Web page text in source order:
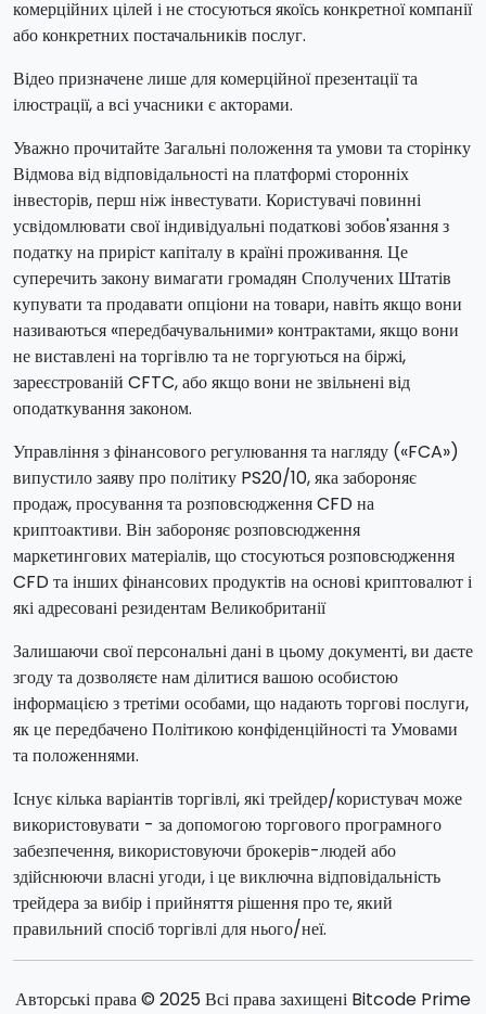
комерційних цілей і не стосуються якоїсь конкретної компанії
або конкретних постачальників послуг.
Відео призначене лише для комерційної презентації та
ілюстрації, а всі учасники є акторами.
Уважно прочитайте Загальні положення та умови та сторінку
Відмова від відповідальності на платформі сторонніх
інвесторів, перш ніж інвестувати. Користувачі повинні
усвідомлювати свої індивідуальні податкові зобов'язання з
податку на приріст капіталу в країні проживання. Це
суперечить закону вимагати громадян Сполучених Штатів
купувати та продавати опціони на товари, навіть якщо вони
називаються «передбачувальними» контрактами, якщо вони
не виставлені на торгівлю та не торгуються на біржі,
зареєстрованій CFTC, або якщо вони не звільнені від
оподаткування законом.
Управління з фінансового регулювання та нагляду («FCA»)
випустило заяву про політику PS20/10, яка забороняє
продаж, просування та розповсюдження CFD на
криптоактиви. Він забороняє розповсюдження
маркетингових матеріалів, що стосуються розповсюдження
CFD та інших фінансових продуктів на основі криптовалют і
які адресовані резидентам Великобританії
Залишаючи свої персональні дані в цьому документі, ви даєте
згоду та дозволяєте нам ділитися вашою особистою
інформацією з третіми особами, що надають торгові послуги,
як це передбачено Політикою конфіденційності та Умовами
та положеннями.
Існує кілька варіантів торгівлі, які трейдер/користувач може
використовувати - за допомогою торгового програмного
забезпечення, використовуючи брокерів-людей або
здійснюючи власні угоди, і це виключна відповідальність
трейдера за вибір і прийняття рішення про те, який
правильний спосіб торгівлі для нього/неї.
Авторські права © 2025 Всі права захищені Bitcode Prime